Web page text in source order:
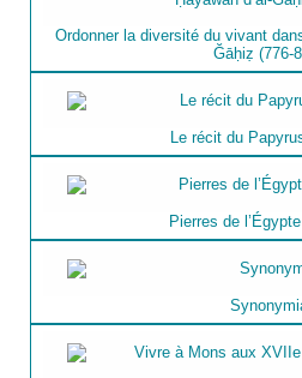
Ordonner la diversité du vivant
Ğāḥiẓ (776-
Le récit du
Pierres de